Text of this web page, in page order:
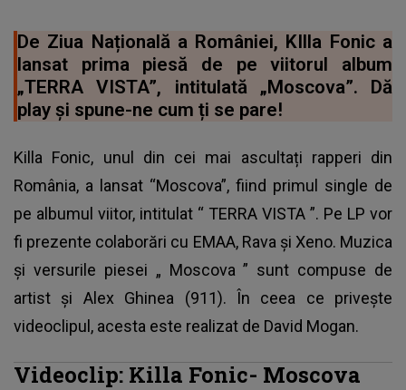
De Ziua Națională a României, KIlla Fonic a
lansat prima piesă de pe viitorul album
„TERRA VISTA”, intitulată „Moscova”. Dă
play și spune-ne cum ți se pare!
Killa Fonic, unul din cei mai ascultați rapperi din
România, a lansat “Moscova”, fiind primul single de
pe albumul viitor, intitulat “ TERRA VISTA ”. Pe LP vor
fi prezente colaborări cu EMAA, Rava și Xeno. Muzica
și versurile piesei „ Moscova ” sunt compuse de
artist și Alex Ghinea (911). În ceea ce privește
videoclipul, acesta este realizat de David Mogan.
Videoclip: Killa Fonic- Moscova